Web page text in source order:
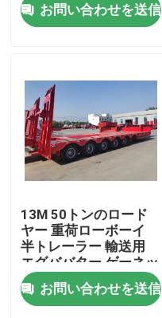
プロダクト
ビデオ
私達について
工場旅行
品質管理
お問い合わせを送信
13M 50トンのロード
ヤー 重荷ローボーイ
半トレーラー 輸送用
エグババター ゲーネッ
ク 3軸 下床
お問い合わせを送信